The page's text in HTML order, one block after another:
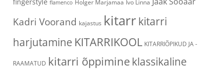
flamenco Holger Marjamaa Ivo Linna
Kadri Voorand kajastus kitarr kitarri
harjutamine KITARRIKOOL KITARRIÕPIKUD JA -
RAAMATUD kitarri õppimineklassikaline